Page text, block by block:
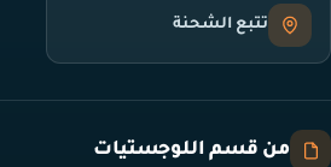
تتبع الشحنة
من قسم اللوجستيات